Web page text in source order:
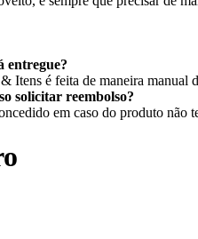
entregue?
Itens é feita de maneira
solicitar reembolso?
em caso do produto não